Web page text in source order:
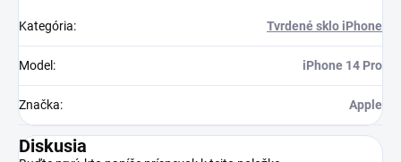
Kategória: Tvrdené sklo iPhone
Model : iPhone 14 Pro
Značka: Apple
Diskusia